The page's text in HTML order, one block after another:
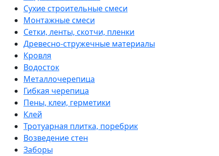
Сухие строительные смеси
Монтажные смеси
Сетки, ленты, скотчи, пленки
Древесно-стружечные материалы
Кровля
Водосток
Металлочерепица
Гибкая черепица
Пены, клеи, герметики
Клей
Тротуарная плитка, поребрик
Возведение стен
Заборы